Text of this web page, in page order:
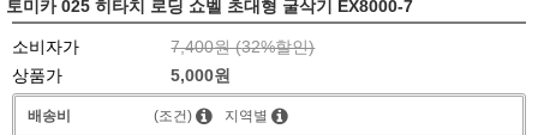
토미카 025 히타치 로딩 쇼벨 초대형 굴삭기 EX8000-7
소비자가 7,400원 (32%할인)
상품가
5,000원
배송비 (조건) 지역별